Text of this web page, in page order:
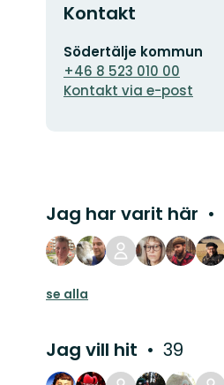
Kontakt
E-
postadress
Södertälje kommun
+46 8 523 010 00
Kontakt via e-post
Jag har varit här
se alla
Jag vill hit 39